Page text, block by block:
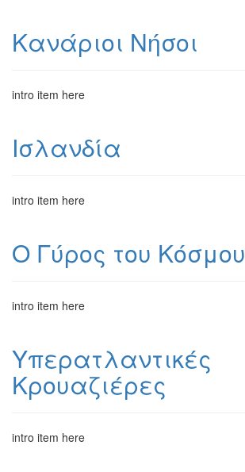
Κανάριοι Νήσοι
intro item here
Ισλανδία
intro item here
Ο Γύρος του Κόσμου
intro item here
Υπερατλαντικές
Κρουαζιέρες
intro item here